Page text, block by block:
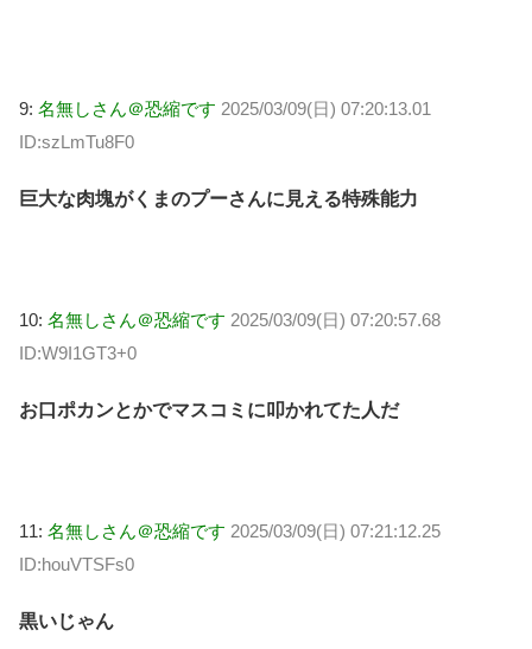
9: 名無しさん＠恐縮です 2025/03/09(日) 07:20:13.01
ID:szLmTu8F0
巨大な肉塊がくまのプーさんに見える特殊能力
10: 名無しさん＠恐縮です 2025/03/09(日) 07:20:57.68
ID:W9I1GT3+0
お口ポカンとかでマスコミに叩かれてた人だ
11: 名無しさん＠恐縮です 2025/03/09(日) 07:21:12.25
ID:houVTSFs0
黒いじゃん